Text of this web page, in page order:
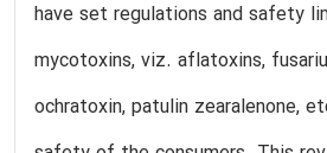
have set regulations and safety
mycotoxins, viz. aflatoxins,
ochratoxin, patulin zearalenone,